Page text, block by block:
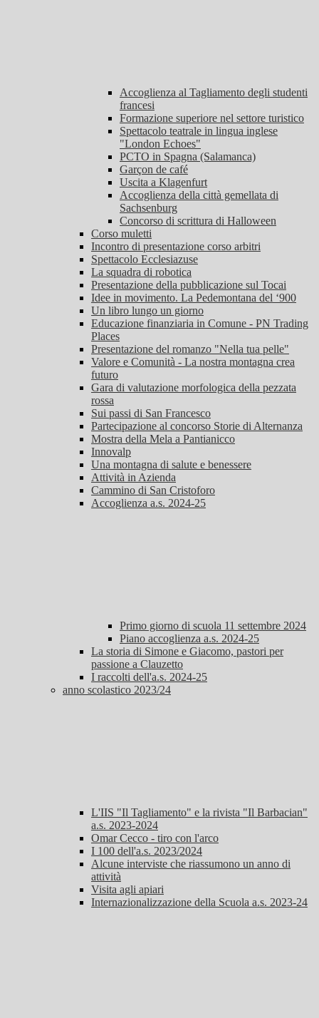
Accoglienza al Tagliamento degli studenti
francesi
Formazione superiore nel settore turistico
Spettacolo teatrale in lingua inglese
"London Echoes"
PCTO in Spagna (Salamanca)
Garçon de café
Uscita a Klagenfurt
Accoglienza della città gemellata di
Sachsenburg
Concorso di scrittura di Halloween
Corso muletti
Incontro di presentazione corso arbitri
Spettacolo Ecclesiazuse
La squadra di robotica
Presentazione della pubblicazione sul Tocai
Idee in movimento. La Pedemontana del ‘900
Un libro lungo un giorno
Educazione finanziaria in Comune - PN Trading
Places
Presentazione del romanzo "Nella tua pelle"
Valore e Comunità - La nostra montagna crea
futuro
Gara di valutazione morfologica della pezzata
rossa
Sui passi di San Francesco
Partecipazione al concorso Storie di Alternanza
Mostra della Mela a Pantianicco
Innovalp
Una montagna di salute e benessere
Attività in Azienda
Cammino di San Cristoforo
Accoglienza a.s. 2024-25
Primo giorno di scuola 11 settembre 2024
Piano accoglienza a.s. 2024-25
La storia di Simone e Giacomo, pastori per
passione a Clauzetto
I raccolti dell'a.s. 2024-25
anno scolastico 2023/24
L'IIS "Il Tagliamento" e la rivista "Il Barbacian"
a.s. 2023-2024
Omar Cecco - tiro con l'arco
I 100 dell'a.s. 2023/2024
Alcune interviste che riassumono un anno di
attività
Visita agli apiari
Internazionalizzazione della Scuola a.s. 2023-24